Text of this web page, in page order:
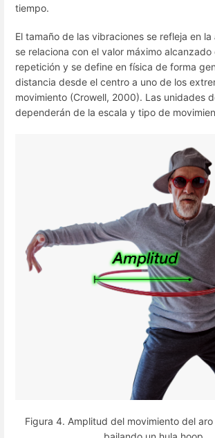
tiempo.
El tamaño de las vibraciones se refleja en la
se relaciona con el valor máximo alcanzado
repetición y se define en física de forma
distancia desde el centro a uno de los
movimiento (Crowell, 2000). Las unidades
dependerán de la escala y tipo de
Figura 4. Amplitud del movimiento del